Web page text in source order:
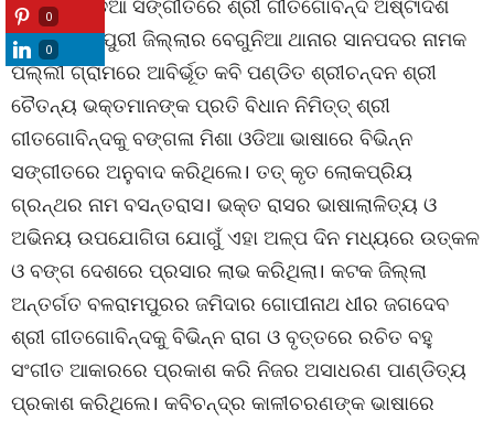
ମିଳିନାହିଁ। ଓଡିଆ ସଙ୍ଗୀତରେ ଶ୍ରୀ ଗୀତଗୋବିନ୍ଦ ଅଷ୍ଟାଦଶ
ଶତାବ୍ଦୀରେ ପୁରୀ ଜିଲ୍ଲାର ବେଗୁନିଆ ଥାନାର ସାନପଦର ନାମକ
ପଲ୍ଲୀ ଗ୍ରାମରେ ଆବିର୍ଭୂତ କବି ପଣ୍ଡିତ ଶ୍ରୀଚନ୍ଦନ ଶ୍ରୀ
ଚୈତନ୍ୟ ଭକ୍ତମାନଙ୍କ ପ୍ରତି ବିଧାନ ନିମିତ୍ତ୍ ଶ୍ରୀ
ଗୀତଗୋବିନ୍ଦକୁ ବଙ୍ଗଳା ମିଶା ଓଡିଆ ଭାଷାରେ ବିଭିନ୍ନ
ସଙ୍ଗୀତରେ ଅନୁବାଦ କରିଥିଲେ। ତତ୍ କୃତ ଲୋକପ୍ରିୟ
ଗ୍ରନ୍ଥର ନାମ ବସନ୍ତରାସ। ଭକ୍ତ ରାସର ଭାଷାଲାଳିତ୍ୟ ଓ
ଅଭିନୟ ଉପଯୋଗିତା ଯୋଗୁଁ ଏହା ଅଳ୍ପ ଦିନ ମଧ୍ୟରେ ଉତ୍କଳ
ଓ ବଙ୍ଗ ଦେଶରେ ପ୍ରସାର ଲାଭ କରିଥିଲା। କଟକ ଜିଲ୍ଲା
ଅନ୍ତର୍ଗତ ବଳରାମପୁରର ଜମିଦାର ଗୋପୀନାଥ ଧୀର ଜଗଦେବ
ଶ୍ରୀ ଗୀତଗୋବିନ୍ଦକୁ ବିଭିନ୍ନ ରାଗ ଓ ବୃତ୍ତରେ ରଚିତ ବହୁ
ସଂଗୀତ ଆକାରରେ ପ୍ରକାଶ କରି ନିଜର ଅସାଧରଣ ପାଣ୍ଡିତ୍ୟ
ପ୍ରକାଶ କରିଥିଲେ। କବିଚନ୍ଦ୍ର କାଳୀଚରଣଙ୍କ ଭାଷାରେ
0
0